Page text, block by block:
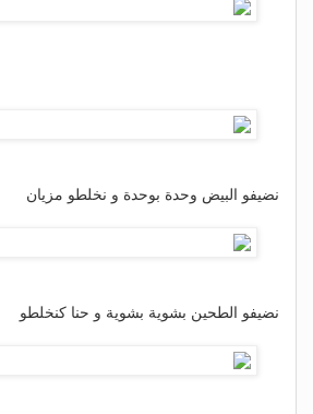
نضيفو البيض وحدة بوحدة و نخلطو مزيان
نضيفو الطحين بشوية بشوية و حنا كنخلطو